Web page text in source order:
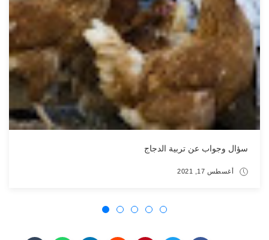
سؤال وجواب عن تربية الدجاج
أغسطس 17, 2021